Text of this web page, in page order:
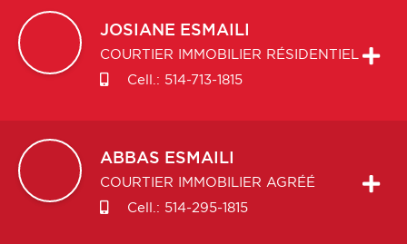
JOSIANE ESMAILI
COURTIER IMMOBILIER RÉSIDENTIEL
Cell.: 514-713-1815
ABBAS ESMAILI
COURTIER IMMOBILIER AGRÉÉ
Cell.: 514-295-1815